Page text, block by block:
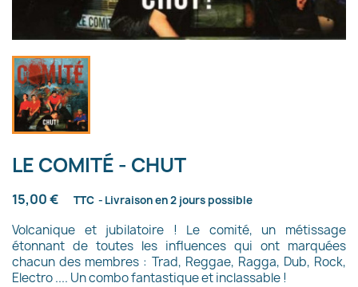
LE COMITÉ - CHUT
15,00 € TTC Livraison en 2 jours possible
Volcanique et jubilatoire ! Le comité, un métissage
étonnant de toutes les influences qui ont marquées
chacun des membres : Trad, Reggae, Ragga, Dub, Rock,
Electro .... Un combo fantastique et inclassable !